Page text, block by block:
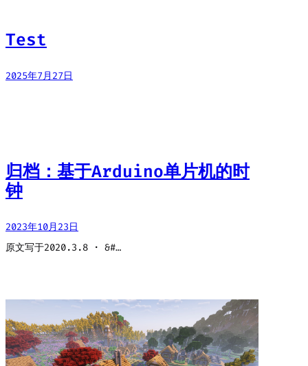
Test
2025年7月27日
归档：基于Arduino单片机的时
钟
2023年10月23日
原文写于2020.3.8 · &#…